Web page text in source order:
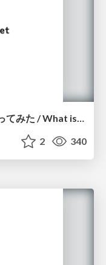
新しいAPI createRawSnippet触ってみた / What is the createRawSnippet?
2 340